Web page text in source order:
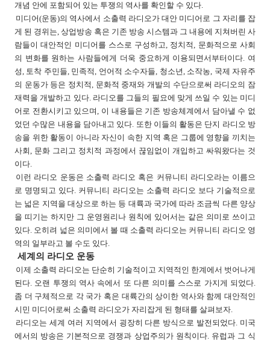
개념 안에 포함되어 있는 투쟁의 역사를 확인할 수 있다.
미디어(운동)의 역사에서 소출력 라디오가 대안 미디어로 그 자리를 잡
게 된 경위는, 상업방송 혹은 기존 방송 시스템과 그 내용에 지쳐버린 사
람들이 대안적인 미디어를 스스로 구성하고, 정치적, 문화적으로 사회
의 변화를 원하는 사람들에게 더욱 중요하게 이용되면서부터이다. 여
성, 토착 주민들, 민족적, 언어적 소수자들, 청소년, 소작농, 국제 자유주
의 운동가 등은 정치적, 문화적 중재와 개발의 수단으로써 라디오의 잠
재력을 개발하고 있다. 라디오를 그들의 필요에 맞게 쓰일 수 있는 미디
어로 전환시키고 있으며, 이 내용들은 기존 방송체계에서 담아낼 수 없
었던 수많은 내용을 담아내고 있다. 또한 이들의 활동은 단지 라디오 방
송을 위한 활동이 아니라 자신이 속한 지역 혹은 그룹에 영향을 끼치는
사회, 문화 그리고 정치적 과정에서 끊임없이 개입하고 싸워왔다는 것
이다.
이런 라디오 운동은 소출력 라디오 혹은 커뮤니티 라디오라는 이름으
로 명명되고 있다. 커뮤니티 라디오는 소출력 라디오 보다 기술적으로
는 넓은 지역을 대상으로 하는 등 대륙과 국가에 따라 조금씩 다른 양상
을 띠기는 하지만 그 운영원리나 원칙에 있어서는 같은 의미로 쓰이고
있다. 오히려 넓은 의미에서 볼 때 소출력 라디오는 커뮤니티 라디오 영
역의 일부라고 볼 수도 있다.
세계의 라디오 운동
이제 소출력 라디오는 단순히 기술적이고 지역적인 한계에서 벗어나게
된다. 오랜 투쟁의 역사 속에서 또 다른 의미를 스스로 가지게 되었다.
좀 더 구체적으로 각 국가 혹은 대륙간의 상이한 역사와 함께 대안적인
시민 미디어로써 소출력 라디오가 자리잡게 된 형태를 살펴보자.
라디오는 세계 여러 지역에서 굉장히 다른 방식으로 발전되었다. 미국
에서의 방송은 기본적으로 경쟁과 상업주의가 원칙이다. 유럽과 그 식